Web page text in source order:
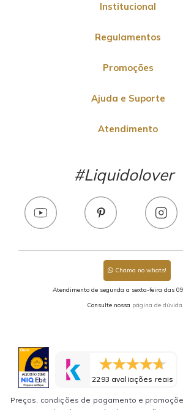
Institucional
Regulamentos
Promoções
Ajuda e Suporte
Atendimento
#Liquidolover
Chama no whats!
Atendimento de segunda a sexta-feira das
Consulte nossa página de
2293 avaliações reais
Preços, condições de pagamento e